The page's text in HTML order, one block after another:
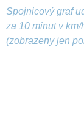
Spojnicový graf
za 10 minut v
(zobrazeny jen